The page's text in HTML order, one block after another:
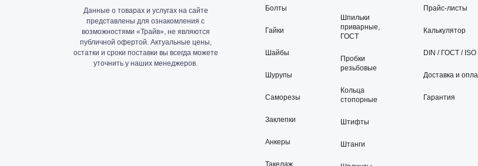
Данные о товарах и услугах на сайте
представлены для ознакомления с
возможностями «Трайв», не являются
публичной офертой. Актуальные цены,
остатки и сроки поставки вы всегда можете
уточнить у наших менеджеров.
Болты
Гайки
Шайбы
Шурупы
Саморезы
Заклепки
Анкеры
Такелаж
Шпильки
приварные,
ГОСТ
Пробки
резьбовые
Кольца
стопорные
Штифты
Штанги
Прайс-листы
Калькулятор
DIN / ГОСТ / ISO
Доставка и
Гарантия
офис
и
склад
«Трайв»